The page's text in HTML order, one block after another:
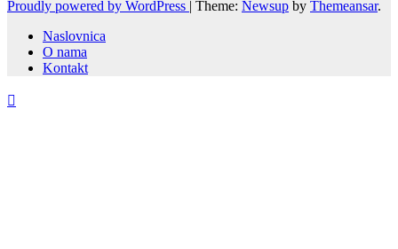
Proudly powered by WordPress | Theme: Newsup by Themeansar.
Naslovnica
O nama
Kontakt